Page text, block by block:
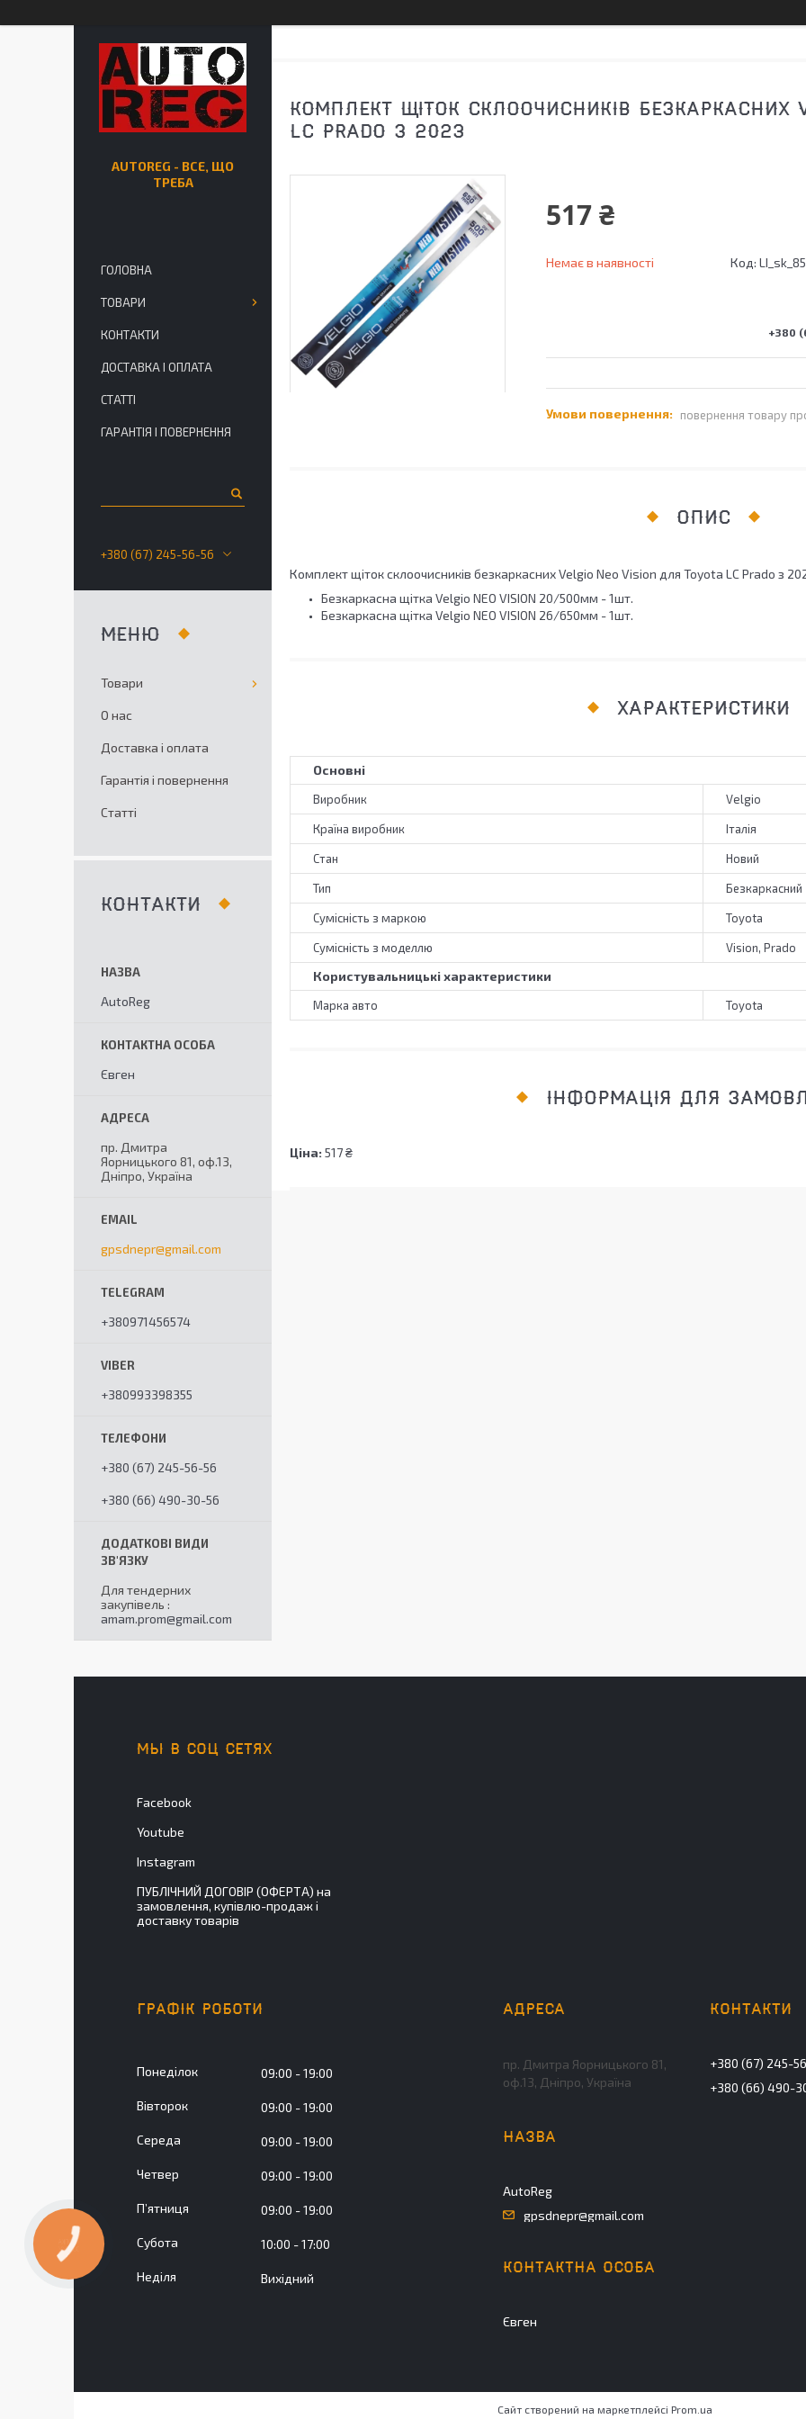
КОМПЛЕКТ ЩІТОК СКЛООЧИСНИКІВ БЕЗКАРКАСНИХ
LC PRADO З 2023
517 ₴
Немає в наявності Код: LI_sk_85
+380
повернення товару
ОПИС
Комплект щіток склоочисників безкаркасних Velgio Neo Vision для Toyota LC Prado з
Безкаркасна щітка Velgio NEO VISION 20/500мм - 1шт.
Безкаркасна щітка Velgio NEO VISION 26/650мм - 1шт.
ХАРАКТЕРИСТИКИ
Основні
Виробник Velgio
Країна виробник Італія
Стан Новий
Тип Безкаркасний
Сумісність з маркою Toyota
Сумісність з моделлю Vision, Prado
Користувальницькі характеристики
Марка авто Toyota
ІНФОРМАЦІЯ ДЛЯ
Ціна: 517 ₴
AUTOREG - ВСЕ, ЩО
ТРЕБА
ГОЛОВНА
ТОВАРИ
КОНТАКТИ
ДОСТАВКА І ОПЛАТА
СТАТТІ
ГАРАНТІЯ І ПОВЕРНЕННЯ
+380 (67) 245-56-56
Товари
О нас
Доставка і оплата
Гарантія і повернення
Статті
КОНТАКТИ
AutoReg
Євген
пр. Дмитра
Яорницького 81, оф.13,
Дніпро, Україна
gpsdnepr@gmail.com
+380971456574
+380993398355
+380 (67) 245-56-56
+380 (66) 490-30-56
Для тендерних
закупівель
amam.prom@gmail.com
МЫ В СОЦ СЕТЯХ
Facebook
Youtube
Instagram
ПУБЛІЧНИЙ ДОГОВІР (ОФЕРТА) на
замовлення, купівлю-продаж і
доставку товарів
ГРАФІК РОБОТИ
Понеділок 09:00 19:00
Вівторок 09:00 19:00
Середа 09:00 19:00
Четвер 09:00 19:00
Пʼятниця 09:00 19:00
Субота 10:00 17:00
Неділя Вихідний
пр. Дмитра Яорницького 81,
оф.13, Дніпро, Україна
AutoReg
gpsdnepr@gmail.com
Євген
+380 (67) 245-
+380 (66) 490-
Сайт створений на маркетплейсі Prom.ua
КНОПКА
ЗВ'ЯЗКУ